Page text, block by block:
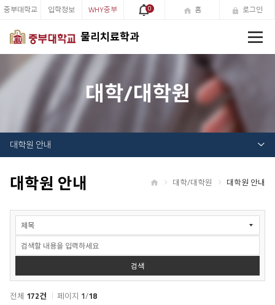
물리치료학과
중부대학교 입학정보 WHY중부 0 홈 로그인
대학/대학원
대학원 안내
대학원 안내 대학/대학원 대학원 안내
공
항
색
검색
전체 172건 페이지 1/18